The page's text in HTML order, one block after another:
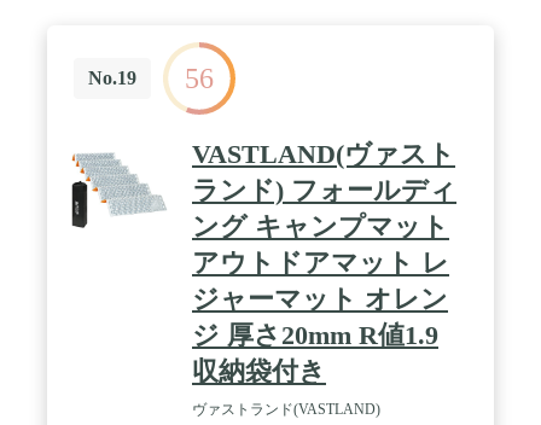
No.19 56
VASTLAND(ヴァスト
ランド) フォールディ
ング キャンプマット
アウトドアマット レ
ジャーマット オレン
ジ 厚さ20mm R値1.9
収納袋付き
ヴァストランド(VASTLAND)